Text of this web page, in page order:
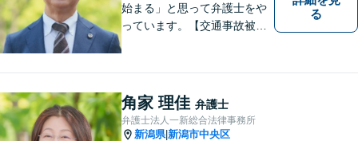
始まる」と思って弁護士をや
っています。【交通事故被害
く）】【相続・債務整理・労
災・不貞慰謝料は相談料初回
無料】【顧問先企業300社以
上】
る
角家 理佳 弁護士
弁護士法人一新総合法律事務所
新潟県|新潟市中央区